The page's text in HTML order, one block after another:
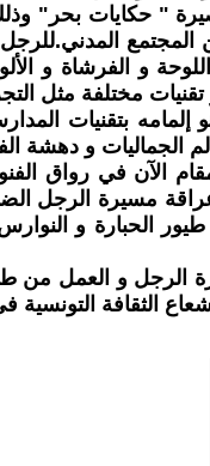
(التونة ٫ الكلام ٫ البحار
بتقنيات
الجماليات و دهشة
الآن في رواق
مسيرة الرجل
الحبارة و
الرجل و العمل